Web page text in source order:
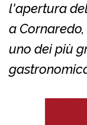
l'apertura
a
uno dei più